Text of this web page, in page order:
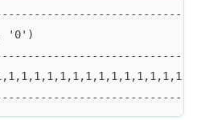
2, '1', '0')